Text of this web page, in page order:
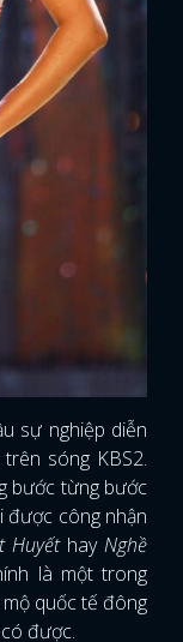
x
sự nghiệp diễn
trên sóng KBS2.
bước từng bước
được công nhận
Huyết hayNghề
là một trong
quốc tế đông
được.